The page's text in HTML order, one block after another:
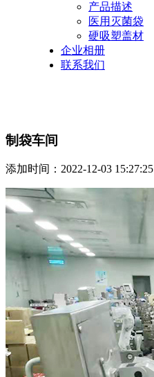
产品描述
医用灭菌袋
硬吸塑盖材
企业相册
联系我们
制袋车间
添加时间：2022-12-03 15:27:25